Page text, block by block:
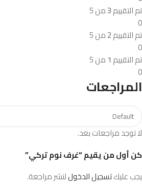
تم التقييم3من 5
0
تم التقييم2من 5
0
تم التقييم 1 من 5
0
المراجعات
لا توجد مراجعات بعد.
كن أول من يقيم “غرف نوم تركي”
يجب عليكتسجيل الدخوللنشر مراجعة.